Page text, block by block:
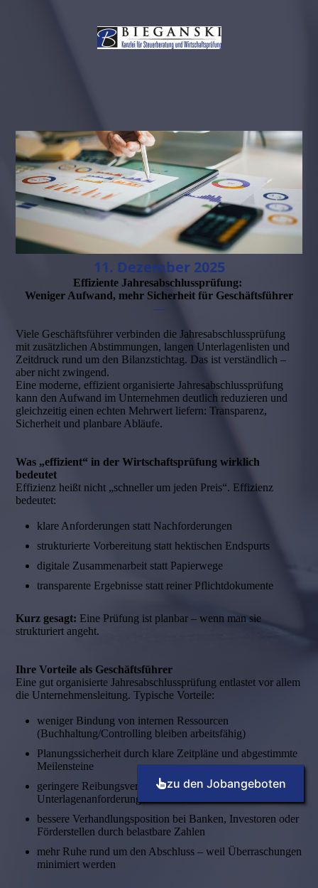
11. Dezember 2025
Effiziente Jahresabschlussprüfung:
Weniger Aufwand, mehr Sicherheit für Geschäftsführer
—
Viele Geschäftsführer verbinden die Jahresabschlussprüfung
mit zusätzlichen Abstimmungen, langen Unterlagenlisten und
Zeitdruck rund um den Bilanzstichtag. Das ist verständlich –
aber nicht zwingend.
Eine moderne, effizient organisierte Jahresabschlussprüfung
kann den Aufwand im Unternehmen deutlich reduzieren und
gleichzeitig einen echten Mehrwert liefern: Transparenz,
Sicherheit und planbare Abläufe.
Was „effizient“ in der Wirtschaftsprüfung wirklich
bedeutet
Effizienz heißt nicht „schneller um jeden Preis“. Effizienz
bedeutet:
klare Anforderungen statt Nachforderungen
strukturierte Vorbereitung statt hektischen Endspurts
digitale Zusammenarbeit statt Papierwege
transparente Ergebnisse statt reiner Pflichtdokumente
Kurz gesagt: Eine Prüfung ist planbar – wenn man sie
strukturiert angeht.
Ihre Vorteile als Geschäftsführer
Eine gut organisierte Jahresabschlussprüfung entlastet vor allem
die Unternehmensleitung. Typische Vorteile:
weniger Bindung von internen Ressourcen
(Buchhaltung/Controlling bleiben arbeitsfähig)
Planungssicherheit durch klare Zeitpläne und abgestimmte
Meilensteine
geringere Reibungsverluste durch strukturierte
Unterlagenanforderungen
bessere Verhandlungsposition bei Banken, Investoren oder
Förderstellen durch belastbare Zahlen
mehr Ruhe rund um den Abschluss – weil Überraschungen
minimiert werden
zu den Jobangeboten